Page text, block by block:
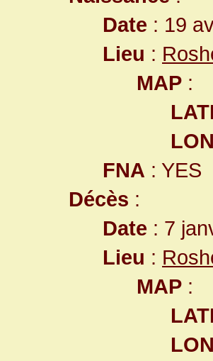
Date : 19
Lieu :
MAP :
FNA : YES
Décès :
Date : 7
Lieu :
MAP :